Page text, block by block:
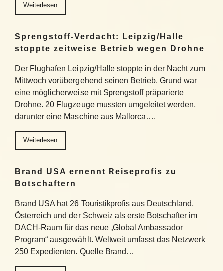
Weiterlesen
Sprengstoff-Verdacht: Leipzig/Halle
stoppte zeitweise Betrieb wegen Drohne
Der Flughafen Leipzig/Halle stoppte in der Nacht zum
Mittwoch vorübergehend seinen Betrieb. Grund war
eine möglicherweise mit Sprengstoff präparierte
Drohne. 20 Flugzeuge mussten umgeleitet werden,
darunter eine Maschine aus Mallorca….
Weiterlesen
Brand USA ernennt Reiseprofis zu
Botschaftern
Brand USA hat 26 Touristikprofis aus Deutschland,
Österreich und der Schweiz als erste Botschafter im
DACH-Raum für das neue „Global Ambassador
Program“ ausgewählt. Weltweit umfasst das Netzwerk
250 Expedienten. Quelle Brand…